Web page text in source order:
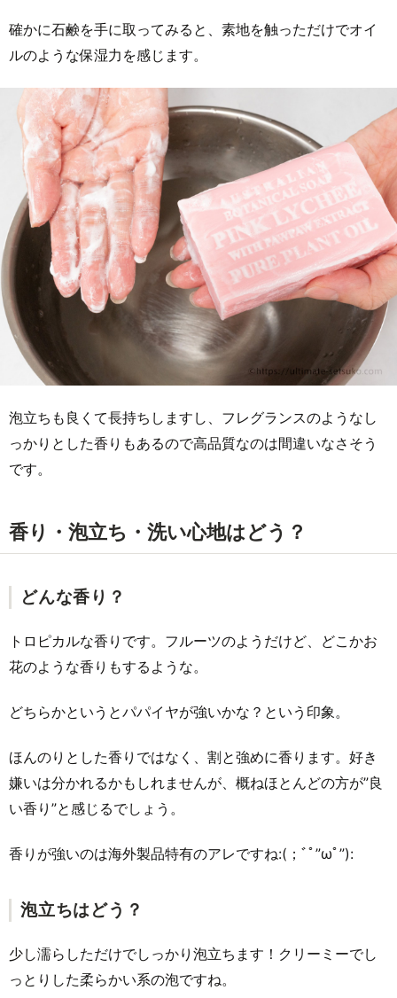
確かに石鹸を手に取ってみると、素地を触っただけでオイ
ルのような保湿力を感じます。
泡立ちも良くて長持ちしますし、フレグランスのようなし
っかりとした香りもあるので高品質なのは間違いなさそう
です。
香り・泡立ち・洗い心地はどう？
どんな香り？
トロピカルな香りです。フルーツのようだけど、どこかお
花のような香りもするような。
どちらかというとパパイヤが強いかな？という印象。
ほんのりとした香りではなく、割と強めに香ります。好き
嫌いは分かれるかもしれませんが、概ねほとんどの方が”良
い香り”と感じるでしょう。
香りが強いのは海外製品特有のアレですね:(；ﾞﾟ”ωﾟ”):
泡立ちはどう？
少し濡らしただけでしっかり泡立ちます！クリーミーでし
っとりした柔らかい系の泡ですね。